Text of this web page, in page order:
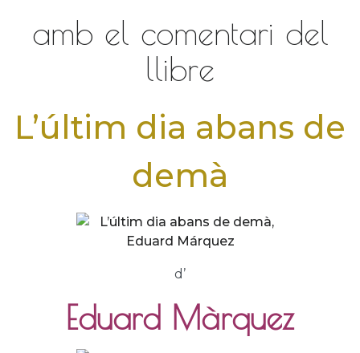
amb el comentari del
llibre
L’últim dia abans de
demà
d’
Eduard Màrquez